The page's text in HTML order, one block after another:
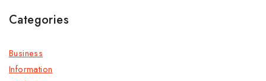
Categories
Business
Information